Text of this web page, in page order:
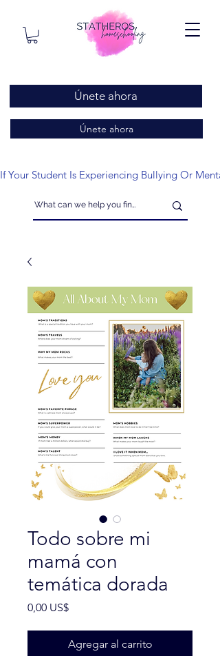
Únete ahora
If Your Student Is Experiencing Bullying Or
Únete ahora
Todo sobre mi
mamá con
temática dorada
0,00 US$Precio
Agregar al carrito